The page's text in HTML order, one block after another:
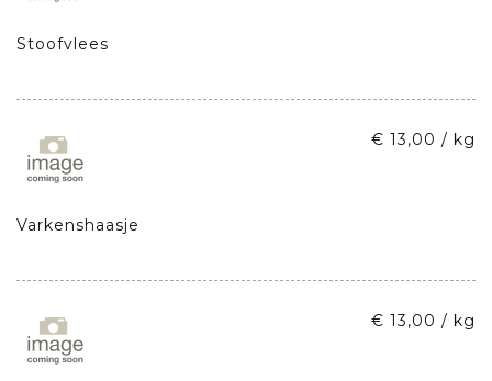
Stoofvlees
Varkenshaasje
€ 13,00 / kg
€ 13,00 / kg